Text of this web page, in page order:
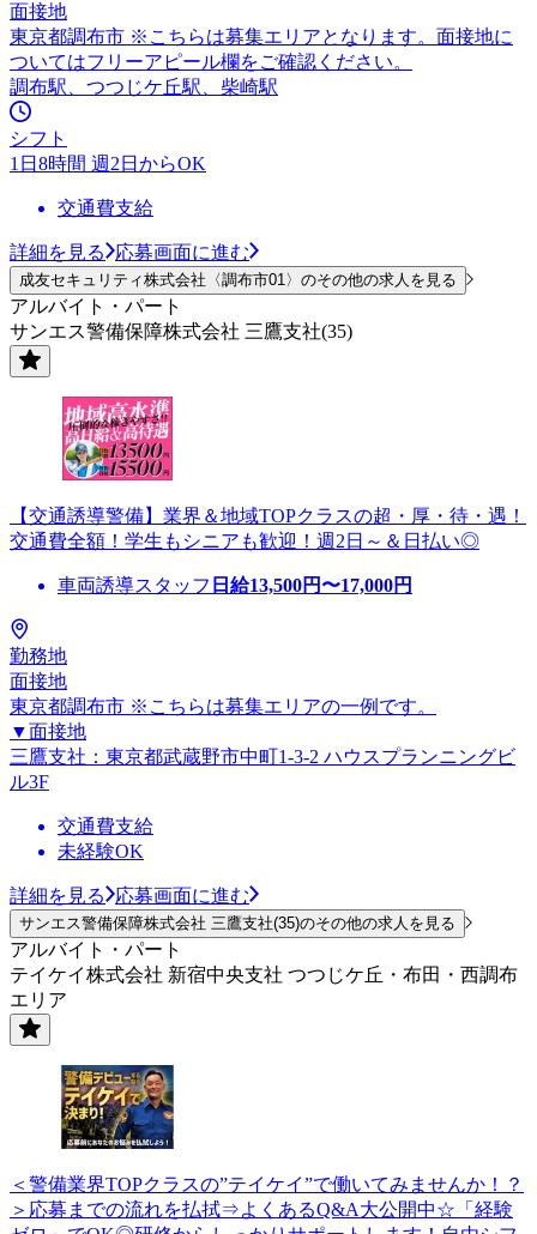
面接地
東京都調布市 ※こちらは募集エリアとなります。面接地に
ついてはフリーアピール欄をご確認ください。
調布駅、つつじケ丘駅、柴崎駅
シフト
1日8時間 週2日からOK
交通費支給
詳細を見る 応募画面に進む
成友セキュリティ株式会社〈調布市01〉のその他の求人を見る
アルバイト・パート
サンエス警備保障株式会社 三鷹支社(35)
【交通誘導警備】業界＆地域TOPクラスの超・厚・待・遇！
交通費全額！学生もシニアも歓迎！週2日～＆日払い◎
車両誘導スタッフ 日給13,500円〜17,000円
勤務地
面接地
東京都調布市 ※こちらは募集エリアの一例です。
▼面接地
三鷹支社：東京都武蔵野市中町1-3-2 ハウスプランニングビ
ル3F
交通費支給
未経験OK
詳細を見る 応募画面に進む
サンエス警備保障株式会社 三鷹支社(35)のその他の求人を見る
アルバイト・パート
テイケイ株式会社 新宿中央支社 つつじケ丘・布田・西調布
エリア
＜警備業界TOPクラスの”テイケイ”で働いてみませんか！？
＞応募までの流れを払拭⇒よくあるQ&A大公開中☆「経験